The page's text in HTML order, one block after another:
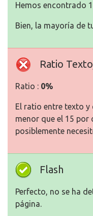
Hemos encontrado
Bien, la mayoría de
Ratio
Ratio : 0%
El ratio entre texto y
menor que el 15 por
posiblemente
Flash
Perfecto, no se ha
página.